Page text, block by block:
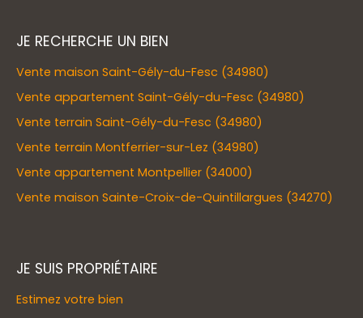
JE RECHERCHE UN BIEN
Vente maison Saint-Gély-du-Fesc (34980)
Vente appartement Saint-Gély-du-Fesc (34980)
Vente terrain Saint-Gély-du-Fesc (34980)
Vente terrain Montferrier-sur-Lez (34980)
Vente appartement Montpellier (34000)
Vente maison Sainte-Croix-de-Quintillargues (34270)
JE SUIS PROPRIÉTAIRE
Estimez votre bien